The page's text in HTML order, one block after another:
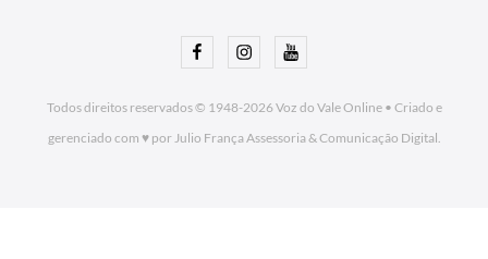
FacebookInstagramYoutube
Todos direitos reservados © 1948-2026Voz do Vale Online• Criado e
gerenciado com ♥ por Julio França Assessoria& Comunicação Digital.